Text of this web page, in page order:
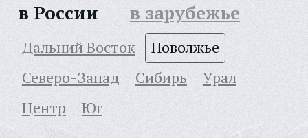
в России в зарубежье
Дальний Восток
Поволжье
Северо-Запад
Сибирь
Урал
Центр
Юг